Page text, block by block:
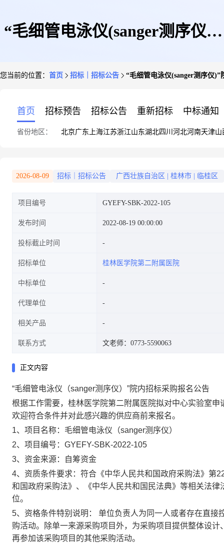
“毛细管电泳仪(sanger测序仪)”
您当前的位置： 首页 招标｜招标公告 “毛细管电泳仪(sanger测序仪
首页 招标预告 招标公告 重新招标 中标通知
省份地区： 北京广东 上海江苏浙江山东湖北四川 河北河南天津山
2026-08-09 招标｜招标公告 广西壮族自治区 桂林市 临桂区
项目编号 GYEFY-SBK-2022-105
发布时间 2022-08-19 00:00:00
投标截止时间
招标单位 桂林医学院第二附属医院
中标单位
代理单位
相关产品
联系方式 文老师：0773-5590063
正文内容
“毛细管电泳仪（sanger测序仪）”院内招标采购报名公告
根据工作需要，桂林医学院第二附属医院拟对中心实验室申
欢迎符合条件并对此感兴趣的供应商前来报名。
1、项目名称：毛细管电泳仪（sanger测序仪）
2、项目编号： GYEFY-SBK-2022-105
3、资金来源：自筹资金
4、资质条件要求：符合《中华人民共和国政府采购法》第
和国政府采购法》、《中华人民共和国民法典》等相关法
位。
5、资格条件特别说明： 单位负责人为同一人或者存在直
购活动。除单一来源采购项目外，为采购项目提供整体设
再参加该采购项目的其他采购活动。